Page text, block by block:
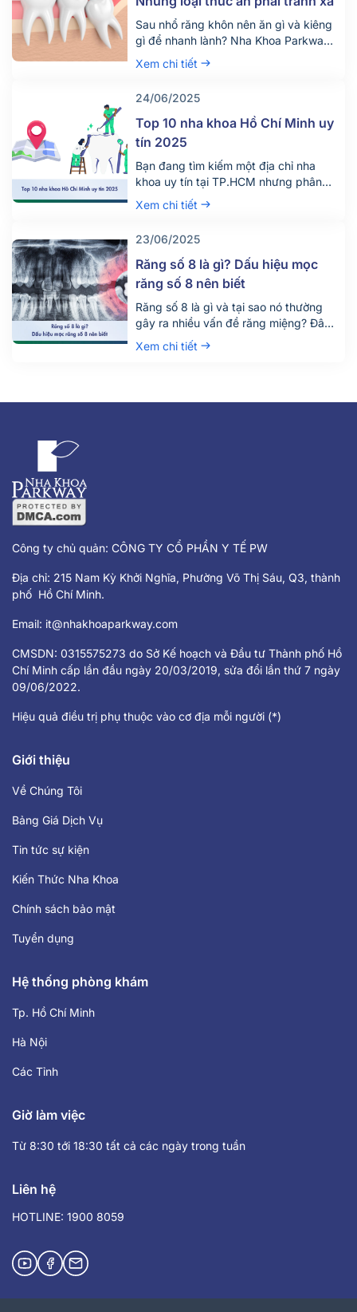
Sau nhổ răng khôn nên ăn gì và kiêng
gì để nhanh lành? Nha Khoa Parkway
chia sẻ chế độ ăn uống khoa học giúp
giảm đau, tránh biến chứng. Tìm hiểu
Xem chi tiết
24/06/2025
Top 10 nha khoa Hồ Chí Minh uy
tín 2025
Bạn đang tìm kiếm một địa chỉ nha
khoa uy tín tại TP.HCM nhưng phân
vân giữa hàng trăm phòng khám lớn
nhỏ? Việc lựa chọn đúng nha khoa
còn đảm bảo an toàn, tiết kiệm thời
gian và chi phí. Đừng chỉ dựa vào vị trí
[…]
Xem chi tiết
23/06/2025
Răng số 8 là gì? Dấu hiệu mọc
răng số 8 nên biết
Răng số 8 là gì và tại sao nó thường
gây ra nhiều vấn đề răng miệng? Đây
là câu hỏi được rất nhiều người quan
tâm, đặc biệt là những ai đang bước
mọc cuối cùng trên cung hàm và
Xem chi tiết
Công ty chủ quản: CÔNG TY CỔ PHẦN Y TẾ PW
Địa chỉ: 215 Nam Kỳ Khởi Nghĩa, Phường Võ Thị Sáu, Q3, thành
phố Hồ Chí Minh.
Email: it@nhakhoaparkway.com
CMSDN: 0315575273 do Sở Kế hoạch và Đầu tư Thành phố Hồ
Chí Minh cấp lần đầu ngày 20/03/2019, sửa đổi lần thứ 7 ngày
09/06/2022.
Hiệu quả điều trị phụ thuộc vào cơ địa mỗi người (*)
Giới thiệu
Về Chúng Tôi
Bảng Giá Dịch Vụ
Tin tức sự kiện
Kiến Thức Nha Khoa
Chính sách bảo mật
Tuyển dụng
Hệ thống phòng khám
Tp. Hồ Chí Minh
Hà Nội
Các Tỉnh
Giờ làm việc
Từ 8:30 tới 18:30 tất cả các ngày trong tuần
Liên hệ
HOTLINE: 1900 8059